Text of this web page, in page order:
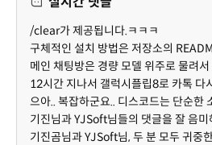
/clear가 제공됩니다.ㅋㅋㅋ